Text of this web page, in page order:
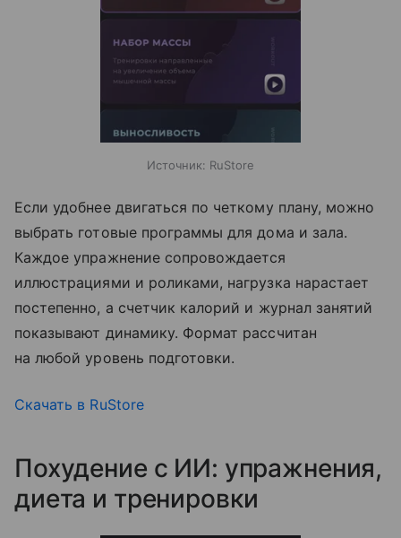
Источник: RuStore
Если удобнее двигаться по четкому плану, можно
выбрать готовые программы для дома и зала.
Каждое упражнение сопровождается
иллюстрациями и роликами, нагрузка нарастает
постепенно, а счетчик калорий и журнал занятий
показывают динамику. Формат рассчитан
на любой уровень подготовки.
Скачать в RuStore
Похудение с ИИ: упражнения,
диета и тренировки